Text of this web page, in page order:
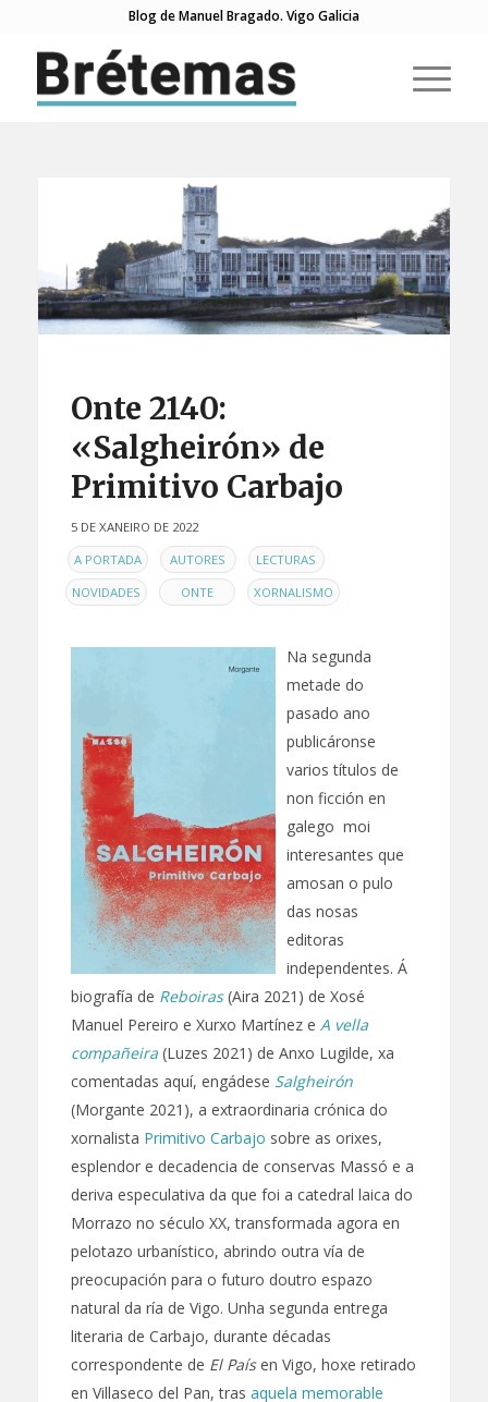
Blog de Manuel Bragado. Vigo Galicia
Onte 2140:
«Salgheirón» de
Primitivo Carbajo
5 DE XANEIRO DE 2022
ENA PORTADA , AUTORES , LECTURAS ,
NOVIDADES , ONTE , XORNALISMO
Na segunda
metade do
pasado ano
publicáronse
varios títulos de
non ficción en
galego moi
interesantes que
amosan o pulo
das nosas
editoras
independentes. Á
biografía de Reboiras(Aira 2021) de Xosé
Manuel Pereiro e Xurxo Martínez e A vella
compañeira(Luzes 2021) de Anxo Lugilde, xa
comentadas aquí, engádese Salgheirón
(Morgante 2021), a extraordinaria crónica do
xornalista Primitivo Carbajo sobre as orixes,
esplendor e decadencia de conservas Massó e a
deriva especulativa da que foi a catedral laica do
Morrazo no século XX, transformada agora en
pelotazo urbanístico, abrindo outra vía de
preocupación para o futuro doutro espazo
natural da ría de Vigo. Unha segunda entrega
literaria de Carbajo, durante décadas
correspondente de El Paísen Vigo, hoxe retirado
en Villaseco del Pan, tras aquela memorable